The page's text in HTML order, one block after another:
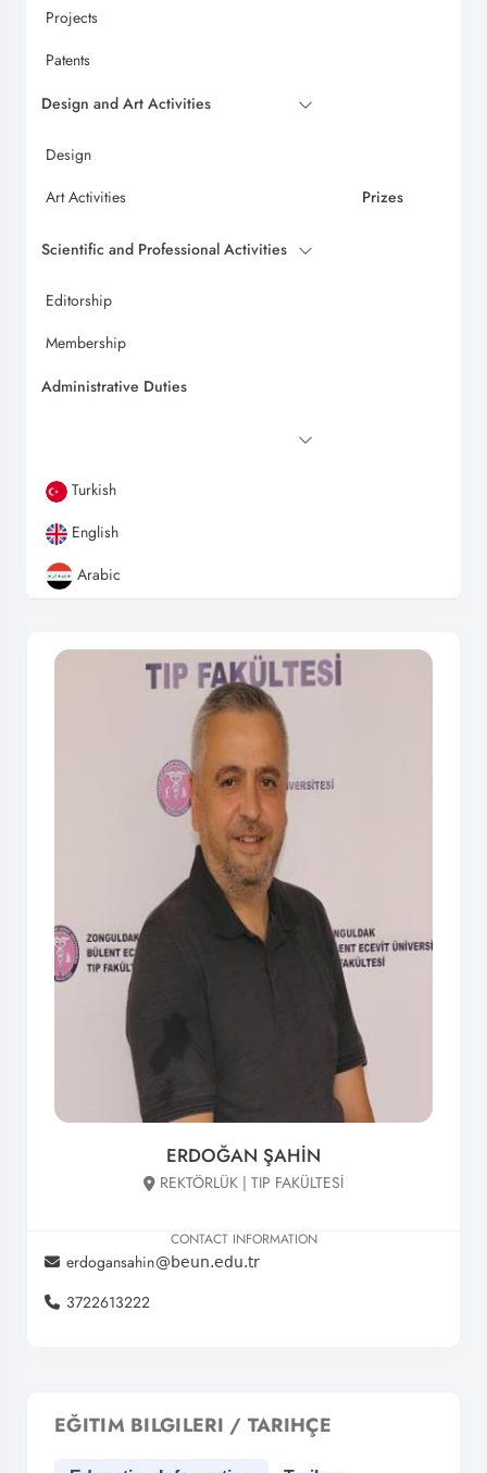
Projects
Patents
Design and Art Activities
Design
Art Activities
Prizes
Scientific and Professional Activities
Editorship
Membership
Administrative Duties
Turkish
English
Arabic
ERDOĞAN ŞAHİN
REKTÖRLÜK | TIP FAKÜLTESİ
CONTACT INFORMATION
erdogansahin
3722613222
EĞITIM BILGILERI / TARIHÇE